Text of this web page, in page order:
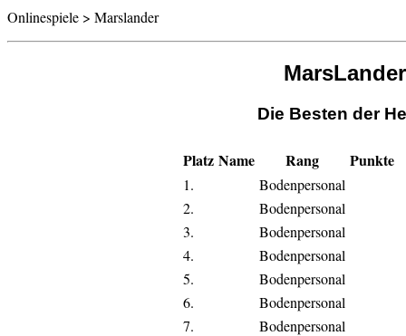
Onlinespiele > Marslander
Die Besten der
Platz Name Rang Punkte
1.
Bodenpersonal
2.
Bodenpersonal
3.
Bodenpersonal
4.
Bodenpersonal
5.
Bodenpersonal
6.
Bodenpersonal
7.
Bodenpersonal